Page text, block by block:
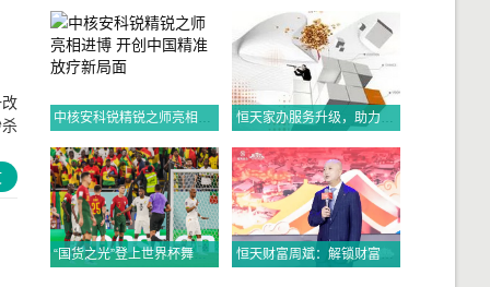
中核安科锐精锐之师亮相进博 开创中国精准放疗新局面 恒天家办服务升级，助力高净值人士财富传承、家业长青！
“国货之光”登上世界杯舞台，与C罗“双王同框” 恒天财富周斌：解锁财富密码，布局守富时代